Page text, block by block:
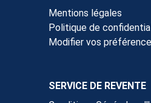
Mentions légales
Politique de
Modifier vos
SERVICE DE REVENTE